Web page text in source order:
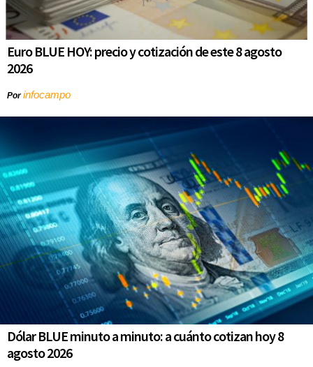
Euro BLUE HOY: precio y cotización de este 8 agosto
2026
Porinfocampo
Dólar BLUE minuto a minuto: a cuánto cotizan hoy 8
agosto 2026